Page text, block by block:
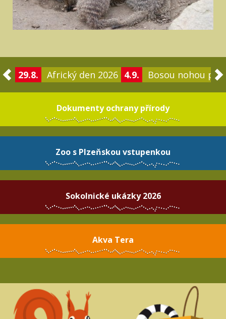
29.8. Africký den 2026 4.9. Bosou nohou po
Dokumenty ochrany přírody
Zoo s Plzeňskou vstupenkou
Sokolnické ukázky 2026
Akva Tera